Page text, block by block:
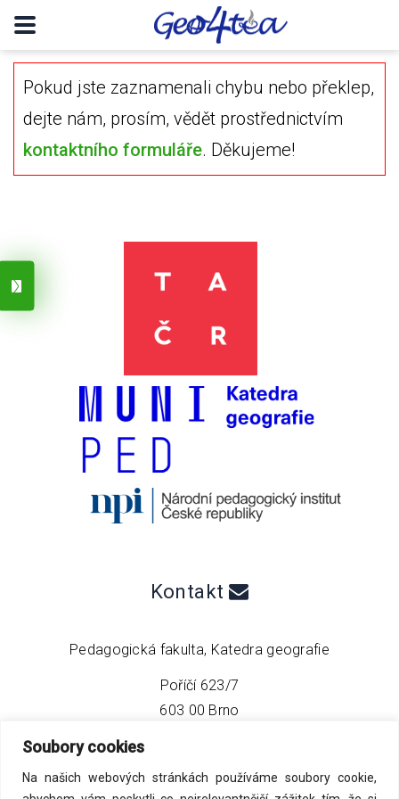
Soubory cookies
Na našich webových stránkách používáme soubory cookie,
Pokud jste zaznamenali chybu nebo překlep,
dejte nám, prosím, vědět prostřednictvím
kontaktního formuláře. Děkujeme!
Kontakt
Pedagogická fakulta, Katedra geografie
Poříčí 623/7
603 00 Brno
telefon:
email:info@geo4tea.com